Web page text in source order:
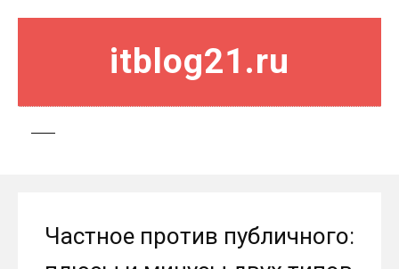
itblog21.ru
Частное против публичного: